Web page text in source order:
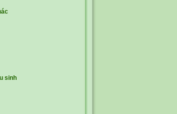
sinh